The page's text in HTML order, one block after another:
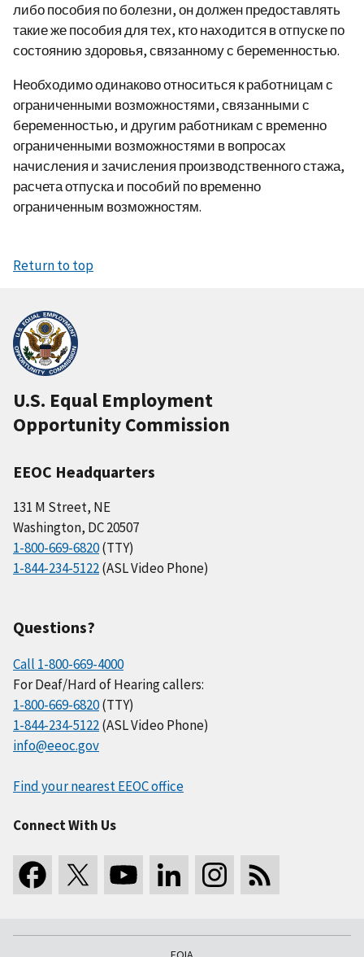
либо пособия по болезни, он должен предоставлять
такие же пособия для тех, кто находится в отпуске по
состоянию здоровья, связанному с беременностью.
Необходимо одинаково относиться к работницам с
ограниченными возможностями, связанными с
беременностью, и другим работникам с временно
ограниченными возможностями в вопросах
начисления и зачисления производственного стажа,
расчета отпуска и пособий по временно
ограниченным возможностям.
Return to top
U.S. Equal Employment
Opportunity Commission
EEOC Headquarters
131 M Street, NE
Washington, DC 20507
1-800-669-6820(TTY)
1-844-234-5122(ASL Video Phone)
Questions?
Call 1-800-669-4000
For Deaf/Hard of Hearing callers:
1-800-669-6820(TTY)
1-844-234-5122(ASL Video Phone)
info@eeoc.gov
Find your nearest EEOC office
Connect With Us